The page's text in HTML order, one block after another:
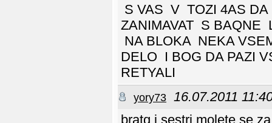
S VAS V TOZI 4AS DA
ZANIMAVAT S BAQNE
NA BLOKA NEKA
DELO I BOG DA PAZI
RETYALI
yory73 16.07.2011
bratq i sestri molete se